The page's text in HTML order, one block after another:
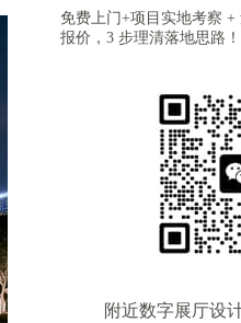
免费上门+项目实地考察
报价，3 步理清落地思路
附近数字展厅设